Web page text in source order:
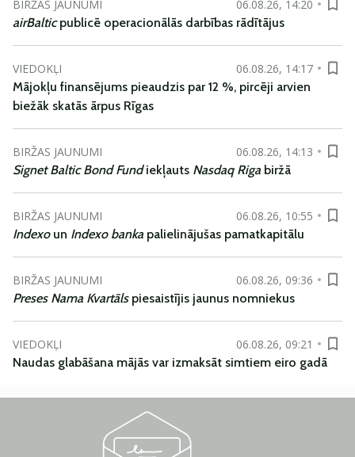
BIRŽAS JAUNUMI
06.08.26, 14:20
airBalticpublicē operacionālās darbības rādītājus
VIEDOKĻI
06.08.26, 14:17
Mājokļu finansējums pieaudzis par 12 %, pircēji arvien
biežāk skatās ārpus Rīgas
BIRŽAS JAUNUMI
06.08.26, 14:13
Signet Baltic Bond Fundiekļauts Nasdaq Riga biržā
BIRŽAS JAUNUMI
06.08.26, 10:55
Indexoun Indexo banka palielinājušas pamatkapitālu
BIRŽAS JAUNUMI
06.08.26, 09:36
Preses Nama Kvartāls piesaistījis jaunus nomniekus
VIEDOKĻI
06.08.26, 09:21
Naudas glabāšana mājās var izmaksāt simtiem eiro gadā